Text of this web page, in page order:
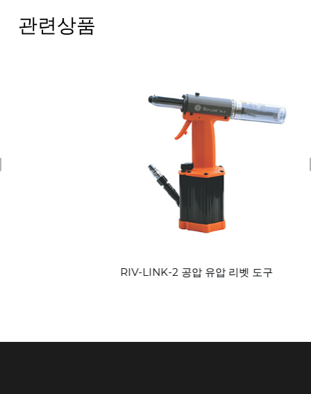
관련상품
RIV-LINK-2 공압 유압 리벳 도구